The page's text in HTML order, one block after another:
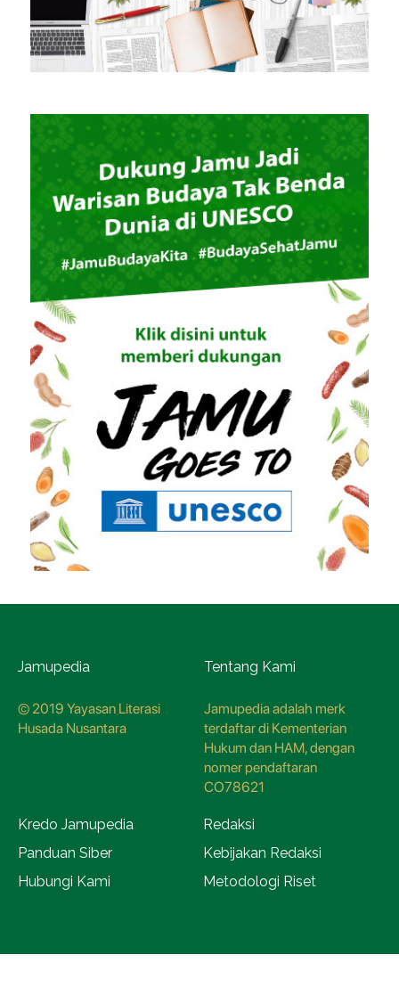
Jamupedia
© 2019 Yayasan Literasi
Husada Nusantara
Tentang Kami
Jamupedia adalah merk
terdaftar di Kementerian
Hukum dan HAM, dengan
nomer pendaftaran
CO78621
Kredo Jamupedia
Redaksi
Panduan Siber
Kebijakan Redaksi
Hubungi Kami
Metodologi Riset